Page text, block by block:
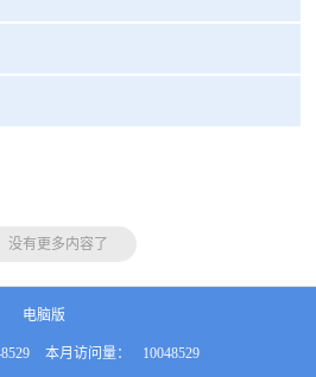
没有更多内容了
电脑版
本月访问量： 10048529